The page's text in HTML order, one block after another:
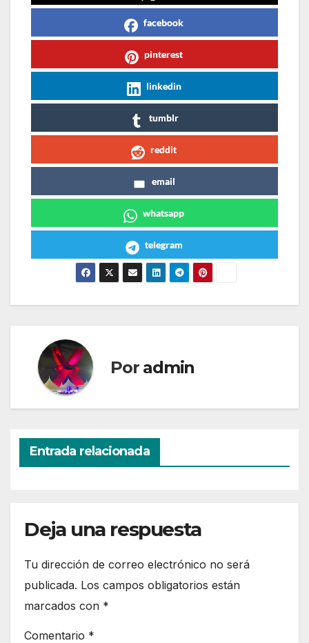
facebook
pinterest
linkedin
tumblr
reddit
email
whatsapp
telegram
Por admin
Entrada relacionada
Deja una respuesta
Tu dirección de correo electrónico no será
publicada. Los campos obligatorios están
marcados con *
Comentario *